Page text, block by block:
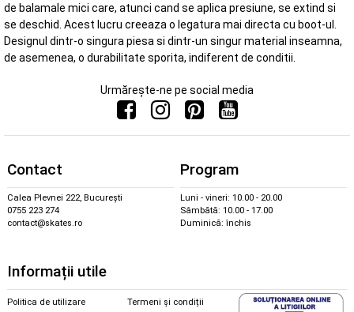
de balamale mici care, atunci cand se aplica presiune, se extind si
se deschid. Acest lucru creeaza o legatura mai directa cu boot-ul.
Designul dintr-o singura piesa si dintr-un singur material inseamna,
de asemenea, o durabilitate sporita, indiferent de conditii.
Urmărește-ne pe social media
Contact
Calea Plevnei 222, București
0755 223 274
contact@skates.ro
Program
Luni - vineri: 10.00 - 20.00
Sâmbătă: 10.00 - 17.00
Duminică: închis
Informații utile
Politica de utilizare
Termeni și condiții